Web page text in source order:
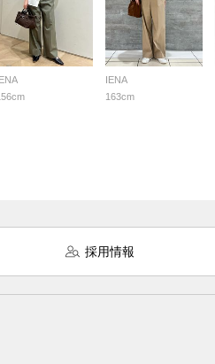
IENA
163cm
採用情報